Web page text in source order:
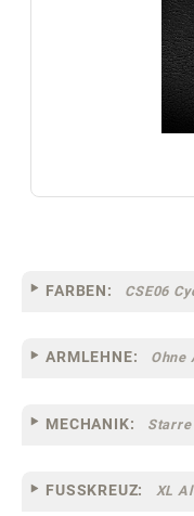
FARBEN: CSE06
ARMLEHNE: Ohne
MECHANIK:
FUSSKREUZ: XL